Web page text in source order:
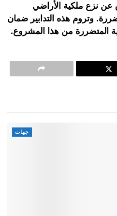
عن نزع ملكية الأراضي
وتروم هذه التدابير ضمان
المتضررة من هذا المشروع.
جهات